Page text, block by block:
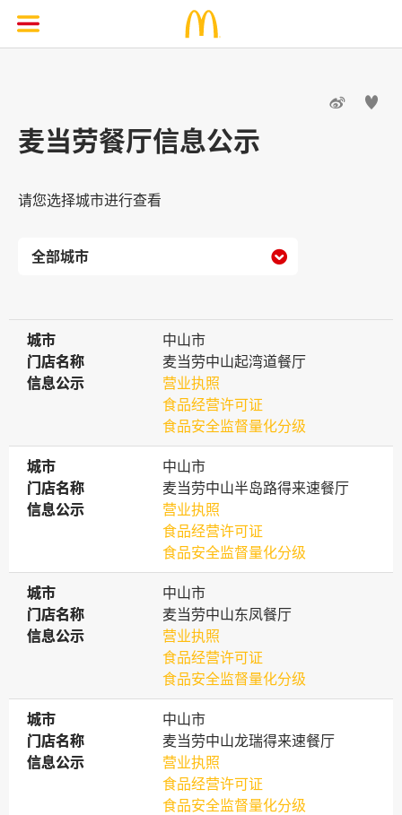
 
麦当劳餐厅信息公示
请您选择城市进行查看

城市
城市
中山市
门店名称
门店名称
麦当劳中山起湾道餐厅
信息公示
信息公示
营业执照
食品经营许可证
食品安全监督量化分级
城市
城市
中山市
门店名称
门店名称
麦当劳中山半岛路得来速餐厅
信息公示
信息公示
营业执照
食品经营许可证
食品安全监督量化分级
城市
城市
中山市
门店名称
门店名称
麦当劳中山东凤餐厅
信息公示
信息公示
营业执照
食品经营许可证
食品安全监督量化分级
城市
城市
中山市
门店名称
门店名称
麦当劳中山龙瑞得来速餐厅
信息公示
信息公示
营业执照
食品经营许可证
食品安全监督量化分级